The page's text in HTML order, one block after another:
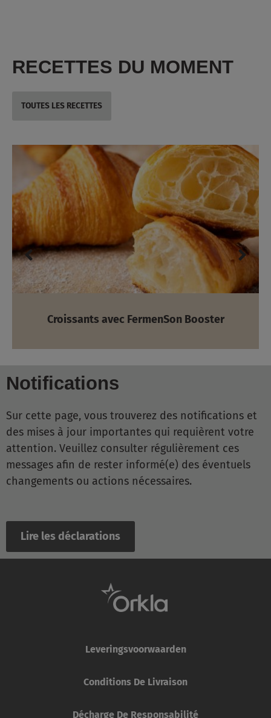
RECETTES DU MOMENT
TOUTES LES RECETTES
Croissants avec FermenSon Booster
Notifications
Sur cette page, vous trouverez des notifications et
des mises à jour importantes qui requièrent votre
attention. Veuillez consulter régulièrement ces
messages afin de rester informé(e) des éventuels
changements ou actions nécessaires.
Lire les déclarations
Leveringsvoorwaarden
Conditions De Livraison
Décharge De Responsabilité